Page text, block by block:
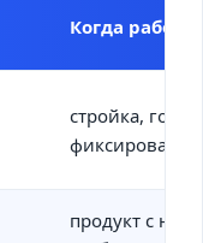
Когда
стройка,
продукт с